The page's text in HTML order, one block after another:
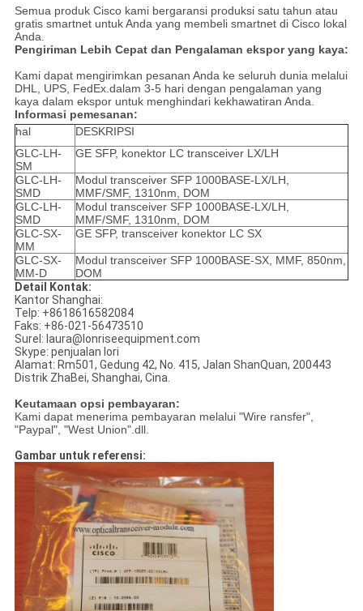
Semua produk Cisco kami bergaransi produksi satu tahun atau
gratis smartnet untuk Anda yang membeli smartnet di Cisco lokal
Anda.
Pengiriman Lebih Cepat dan Pengalaman ekspor yang kaya:
Kami dapat mengirimkan pesanan Anda ke seluruh dunia melalui
DHL, UPS, FedEx.dalam 3-5 hari dengan pengalaman yang
kaya dalam ekspor untuk menghindari kekhawatiran Anda.
Informasi pemesanan:
hal
DESKRIPSI
GLC-LH-
SM
GE SFP, konektor LC transceiver LX/LH
GLC-LH-
SMD
Modul transceiver SFP 1000BASE-LX/LH,
MMF/SMF, 1310nm, DOM
GLC-LH-
SMD
Modul transceiver SFP 1000BASE-LX/LH,
MMF/SMF, 1310nm, DOM
GLC-SX-
MM
GE SFP, transceiver konektor LC SX
GLC-SX-
MM-D
Modul transceiver SFP 1000BASE-SX, MMF, 850nm,
DOM
Detail Kontak:
Kantor Shanghai:
Telp: +8618616582084
Faks: +86-021-56473510
Surel: laura@lonriseequipment.com
Skype: penjualan lori
Alamat: Rm501, Gedung 42, No. 415, Jalan ShanQuan, 200443
Distrik ZhaBei, Shanghai, Cina.
Keutamaan opsi pembayaran:
Kami dapat menerima pembayaran melalui "Wire ransfer",
"Paypal", "West Union".dll.
Gambar untuk referensi: